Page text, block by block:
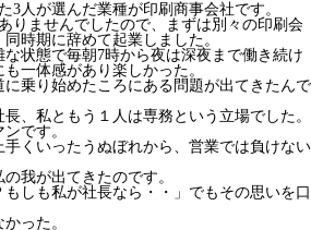
3人が選んだ業種が印刷商事会社です。
りませんでしたので、まずは別々の印刷会
時期に辞めて起業しました。
状態で毎朝7時から夜は深夜まで働き続け
一体感があり楽しかった。
に乗り始めたころにある問題が出てきたんで
、私ともう１人は専務という立場でした。
です。
くいったうぬぼれから、営業では負けない
我が出てきたのです。
もしも私が社長なら・・」でもその思いを口
った。